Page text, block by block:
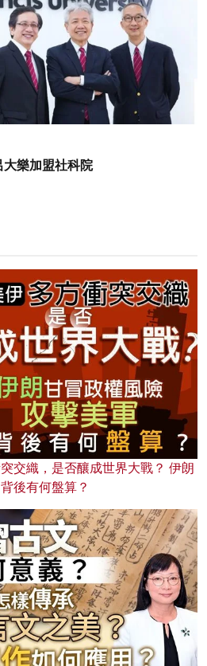
樂加盟社科院
交織，是否釀成世界大戰？ 伊朗
後有何盤算？